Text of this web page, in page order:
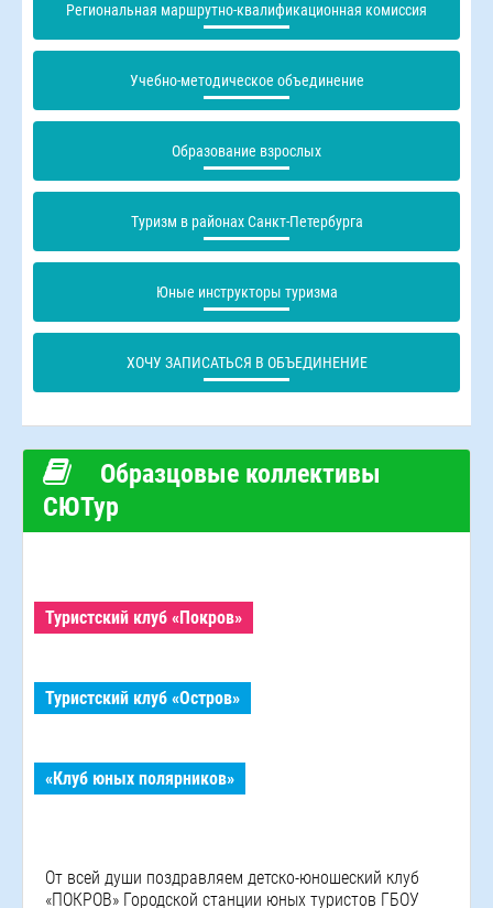
Региональная маршрутно-квалификационная комиссия
Учебно-методическое объединение
Образование взрослых
Туризм в районах Санкт-Петербурга
Юные инструкторы туризма
ХОЧУ ЗАПИСАТЬСЯ В ОБЪЕДИНЕНИЕ
Образцовые коллективы
СЮТур
Туристский клуб «Покров»
Туристский клуб «Остров»
«Клуб юных полярников»
От всей души поздравляем детско-юношеский клуб
«ПОКРОВ» Городской станции юных туристов ГБОУ